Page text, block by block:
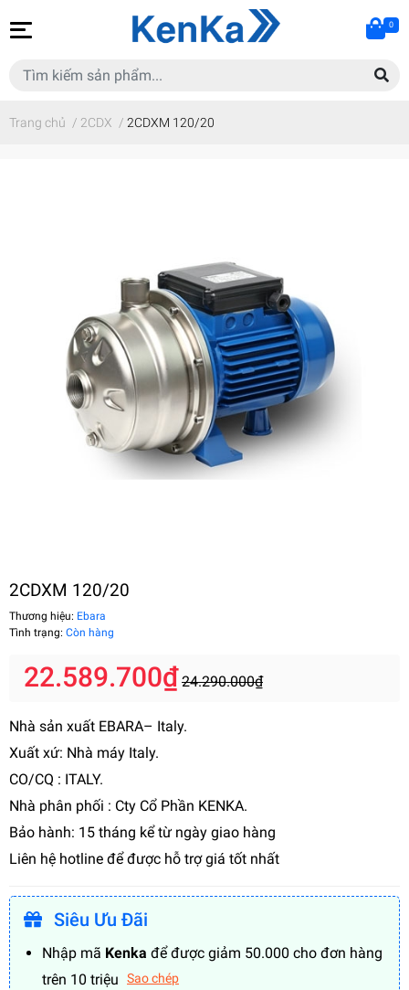
0
Trang chủ / 2CDX / 2CDXM 120/20
2CDXM 120/20
Thương hiệu: Ebara
Tình trạng: Còn hàng
22.589.700₫ 24.290.000₫
Nhà sản xuất EBARA– Italy.
Xuất xứ: Nhà máy Italy.
CO/CQ : ITALY.
Nhà phân phối : Cty Cổ Phần KENKA.
Bảo hành: 15 tháng kể từ ngày giao hàng
Liên hệ hotline để được hỗ trợ giá tốt nhất
Siêu Ưu Đãi
Nhập mã Kenka để được giảm 50.000 cho đơn hàng
trên 10 triệu
Sao chép